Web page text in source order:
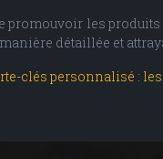
les
détaillée et
clés personnalisé :